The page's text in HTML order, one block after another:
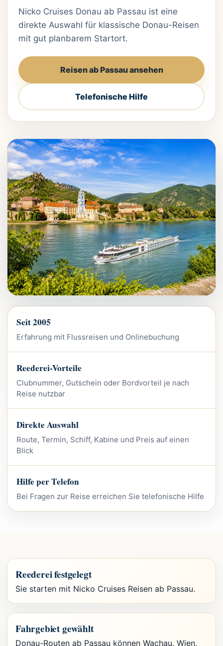
Nicko Cruises Donau ab Passau ist eine
direkte Auswahl für klassische Donau-Reisen
mit gut planbarem Startort.
Reisen ab Passau ansehen
Telefonische Hilfe
Seit 2005
Erfahrung mit Flussreisen und Onlinebuchung
Reederei-Vorteile
Clubnummer, Gutschein oder Bordvorteil je nach
Reise nutzbar
Direkte Auswahl
Route, Termin, Schiff, Kabine und Preis auf einen
Blick
Hilfe per Telefon
Bei Fragen zur Reise erreichen Sie telefonische Hilfe
Reederei festgelegt
Sie starten mit Nicko Cruises Reisen ab Passau.
Fahrgebiet gewählt
Donau-Routen ab Passau können Wachau, Wien,